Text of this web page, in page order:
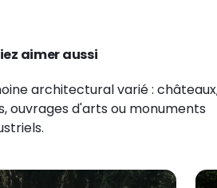
aimer aussi
architectural varié :
ouvrages d'arts ou monuments